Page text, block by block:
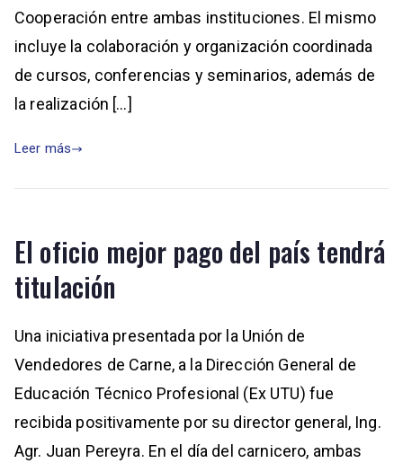
Cooperación entre ambas instituciones. El mismo
incluye la colaboración y organización coordinada
de cursos, conferencias y seminarios, además de
la realización […]
Leer más
El oficio mejor pago del país tendrá
titulación
Una iniciativa presentada por la Unión de
Vendedores de Carne, a la Dirección General de
Educación Técnico Profesional (Ex UTU) fue
recibida positivamente por su director general, Ing.
Agr. Juan Pereyra. En el día del carnicero, ambas